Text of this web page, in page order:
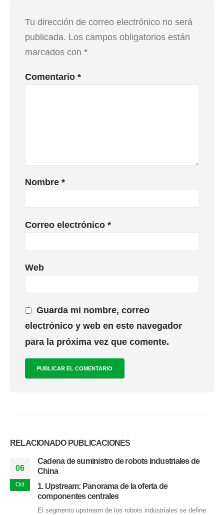
Tu dirección de correo electrónico no será
publicada. Los campos obligatorios están
marcados con *
Comentario *
Nombre *
Correo electrónico *
Web
Guarda mi nombre, correo
electrónico y web en este navegador
para la próxima vez que comente.
RELACIONADO PUBLICACIONES
06
Oct
Cadena de suministro de robots industriales de
China
1. Upstream: Panorama de la oferta de
componentes centrales
El segmento upstream de los robots industriales se define